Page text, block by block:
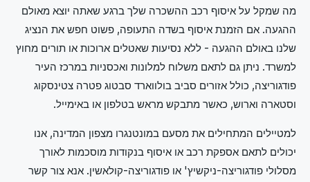
מה שמקל על איסוף רכב ההשכרה שלך ברגע שאתה יוצא מאולם
ההגעה. אם הזמנת איסוף בשדה התעופה, פשוט חפש את הנציג
שלנו באולם ההגעה - ללא נסיעות שאטלים ארוכות או תורים מחוץ
למשרד. ניתן גם לתאם משלוח למלונות ואכסניות במרכז העיר
פודגוריצה, כולל אזורים סביב בולווארד סבטוג פטרה צטינסקוג
וסטארה וארוש, כאשר מתבקש מראש בטלפון או באימייל.
למטיילים המתחילים את מסעם במונטנגרו מצפון המדינה, אנו
יכולים לתאם אספקת רכב או איסוף בנקודות מוסכמות לאורך
מסלולי פודגוריצה-ניקשיץ' או פודגוריצה-קולאשין. אנא צור קשר